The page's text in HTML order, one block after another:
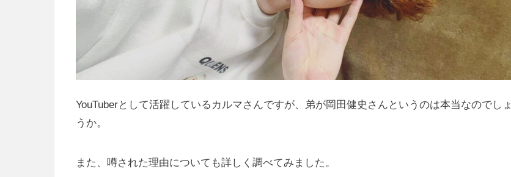
YouTuberとして活躍しているカルマさんですが、弟が岡田健史さんというのは本当なのでしょ
うか。
また、噂された理由についても詳しく調べてみました。